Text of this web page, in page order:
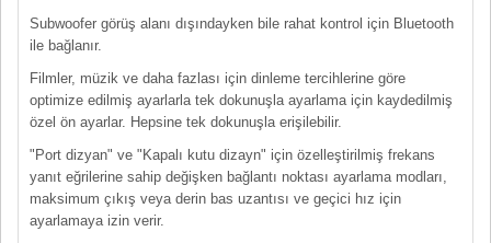
Subwoofer görüş alanı dışındayken bile rahat kontrol için Bluetooth
ile bağlanır.
Filmler, müzik ve daha fazlası için dinleme tercihlerine göre
optimize edilmiş ayarlarla tek dokunuşla ayarlama için kaydedilmiş
özel ön ayarlar. Hepsine tek dokunuşla erişilebilir.
"Port dizyan" ve "Kapalı kutu dizayn" için özelleştirilmiş frekans
yanıt eğrilerine sahip değişken bağlantı noktası ayarlama modları,
maksimum çıkış veya derin bas uzantısı ve geçici hız için
ayarlamaya izin verir.